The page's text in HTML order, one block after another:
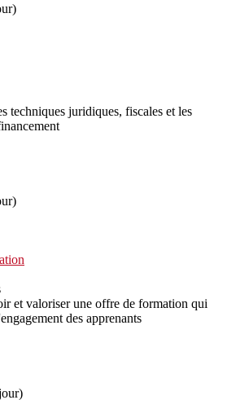
techniques juridiques, fiscales et les
et valoriser une offre de formation qui
des apprenants